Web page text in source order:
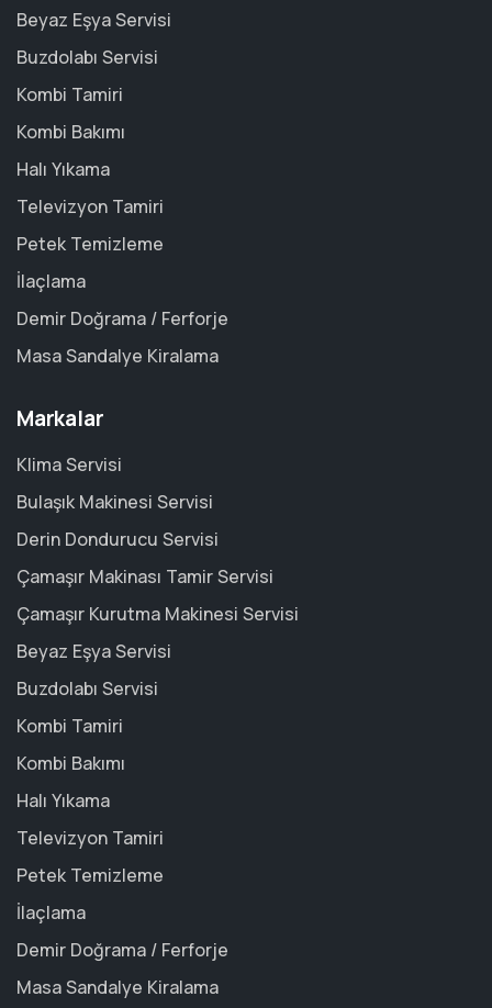
Beyaz Eşya Servisi
Buzdolabı Servisi
Kombi Tamiri
Kombi Bakımı
Halı Yıkama
Televizyon Tamiri
Petek Temizleme
İlaçlama
Demir Doğrama / Ferforje
Masa Sandalye Kiralama
Markalar
Klima Servisi
Bulaşık Makinesi Servisi
Derin Dondurucu Servisi
Çamaşır Makinası Tamir Servisi
Çamaşır Kurutma Makinesi Servisi
Beyaz Eşya Servisi
Buzdolabı Servisi
Kombi Tamiri
Kombi Bakımı
Halı Yıkama
Televizyon Tamiri
Petek Temizleme
İlaçlama
Demir Doğrama / Ferforje
Masa Sandalye Kiralama